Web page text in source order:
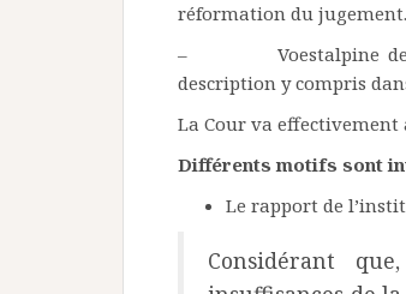
réformation du jugement.
– Voestalpine
description y compris
La Cour va
Différents motifs sont
Le rapport de
Considérant